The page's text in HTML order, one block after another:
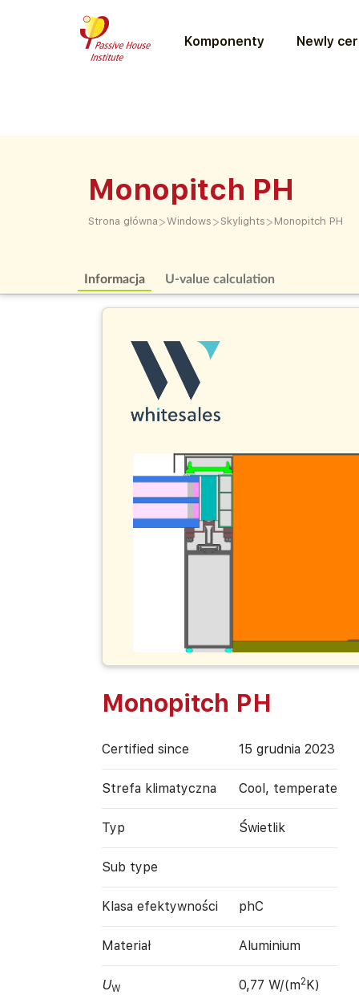
Komponenty Newly
Monopitch PH
Strona główna >Windows > Skylights > Monopitch PH
Informacja U-value calculation
Monopitch PH
Certified since 15 grudnia 2023
Strefa klimatyczna Cool, temperate
Typ Świetlik
Sub type
Klasa efektywności phC
Materiał Aluminium
UW 0,77 W/(m2K)